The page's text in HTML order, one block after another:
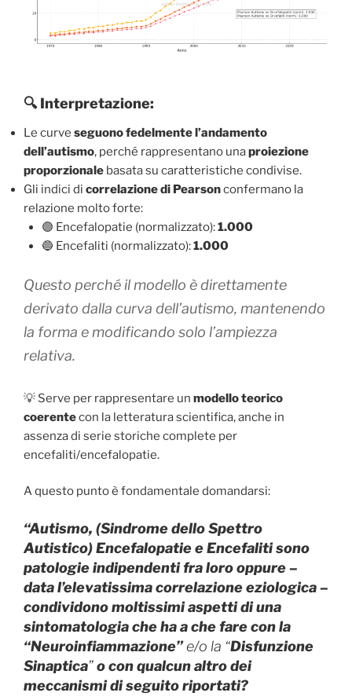
🔍 Interpretazione:
Le curve seguono fedelmente l’andamento
dell’autismo, perché rappresentano unaproiezione
proporzionale basata su caratteristiche condivise.
Gli indici di correlazione di Pearsonconfermano la
relazione molto forte:
🟣 Encefalopatie (normalizzato):1.000
🔵 Encefaliti (normalizzato):1.000
Questo perché il modello è direttamente
derivato dalla curva dell’autismo, mantenendo
la forma e modificando solo l’ampiezza
relativa.
💡 Serve per rappresentare un modello teorico
coerentecon la letteratura scientifica, anche in
assenza di serie storiche complete per
encefaliti/encefalopatie.
A questo punto è fondamentale domandarsi:
“Autismo, (Sindrome dello Spettro
Autistico)Encefalopatie e Encefaliti sono
patologie indipendenti fra loro oppure –
data l’elevatissima correlazione eziologica –
condividono moltissimi aspetti di una
sintomatologia che ha a che fare con la
“Neuroinfiammazione”e/o la “Disfunzione
Sinaptica”o con qualcun altro dei
meccanismi di seguito riportati?